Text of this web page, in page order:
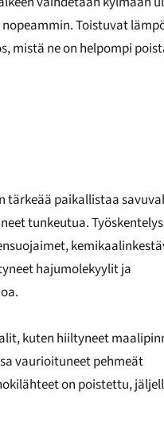
Toistuvat
mistä ne on helpompi
tärkeää paikallistaa
tunkeutua.
hajumolekyylit ja
kuten hiiltyneet
vaurioituneet pehmeät
on poistettu,